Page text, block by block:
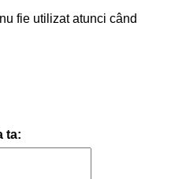
fie utilizat atunci când
ta: